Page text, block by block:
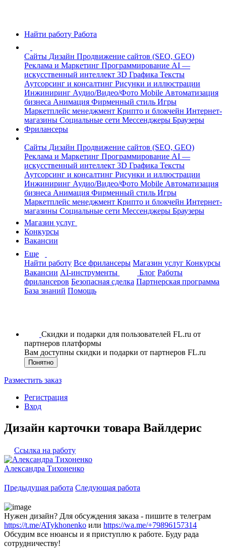
Найти работу Работа
Сайты Дизайн Продвижение сайтов (SEO, GEO)
Реклама и Маркетинг Программирование AI —
искусственный интеллект 3D Графика Тексты
Аутсорсинг и консалтинг Рисунки и иллюстрации
Инжиниринг Аудио/Видео/Фото Mobile Автоматизация
бизнеса Анимация Фирменный стиль Игры
Маркетплейс менеджмент Крипто и блокчейн Интернет-
магазины Социальные сети Мессенджеры Браузеры
Фрилансеры
Сайты Дизайн Продвижение сайтов (SEO, GEO)
Реклама и Маркетинг Программирование AI —
искусственный интеллект 3D Графика Тексты
Аутсорсинг и консалтинг Рисунки и иллюстрации
Инжиниринг Аудио/Видео/Фото Mobile Автоматизация
бизнеса Анимация Фирменный стиль Игры
Маркетплейс менеджмент Крипто и блокчейн Интернет-
магазины Социальные сети Мессенджеры Браузеры
Магазин услуг
Конкурсы
Вакансии
Еще
Найти работу Все фрилансеры Магазин услуг Конкурсы
Вакансии AI-инструменты Блог Работы
фрилансеров Безопасная сделка Партнерская программа
База знаний Помощь
Скидки и подарки для пользователей FL.ru от
партнеров платформы
Вам доступны скидки и подарки от партнеров FL.ru
Понятно
Разместить заказ
Регистрация
Вход
Дизайн карточки товара Вайлдерис
Ссылка на работу
Александра Тихоненко
Предыдущая работа Следующая работа
Нужен дизайн? Для обсуждения заказа - пишите в телеграм
https://t.me/ATykhonenko или https://wa.me/+79896157314
Обсудим все нюансы и я приступлю к работе. Буду рада
сотрудничеству!